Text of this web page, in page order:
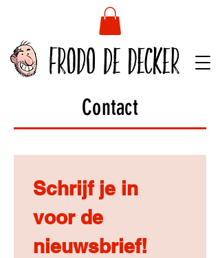
Contact
Schrijf je in
voor de
nieuwsbrief!